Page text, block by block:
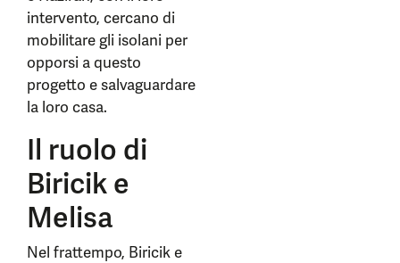
intervento, cercano di
mobilitare gli isolani per
opporsi a questo
progetto e salvaguardare
la loro casa.
Il ruolo di
Biricik e
Melisa
Nel frattempo, Biricik e